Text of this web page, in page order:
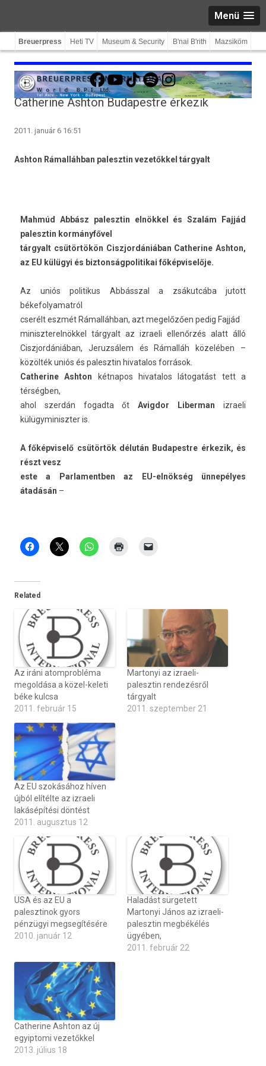
Menü
Breuerpress Heti TV Museum & Security B'nai B'rith Mazsiköm
Facebook
YouTube
TikTokSpotifyInstagram
Catherine Ashton Budapestre érkezik
2011. január 6 16:51
As­hton Rámalláhban palesztin vezetőkkel tár­gyalt
Mahmúd Abbász palesztin elnökkel és Szalám Fajjád
palesztin kormányfővel
tár­gyalt csütörtökön Ciszjor­dániában Cat­herine As­hton,
az EU külügyi és bi­zton­ságpolitikai főkép­viselője.
Az uniós politikus Abbásszal a zsákutcába jutott
békefolyamat­ról
cserélt eszmét Rámalláhban, azt megelőzően pedig Fajjád
miniszterel­nökkel tár­gyalt az iz­raeli ellenőrzés alatt álló
Ciszjor­dániában, Jeruz­sálem és Rámalláh közelében –
közölték uniós és palesztin hivatalos források.
Cat­herine As­hton két­napos hivatalos látogatást tett a
térségben,
ahol szerdán fogad­ta őtAvig­dor Li­ber­man iz­raeli
külügyminiszt­er is.
A főkép­viselő csütörtök délután Budapestre érkezik, és
részt vesz
este a Par­lamentb­en az EU-elnökség ünnepélyes
átadásán –
Related
Az iráni atomprobléma
megoldása a közel-keleti
béke kulcsa
2011. február 15
Martonyi az izraeli-
palesztin rendezésről
tárgyalt
2011. szeptember 21
Az EU szokásához híven
újból elítélte az izraeli
lakásépítési döntést
2011. augusztus 12
USA és az EU a
palesztinok gyors
pénzügyi megsegítésére
2010. január 12
Haladást sürgetett
Martonyi János az izraeli-
palesztin megbékélés
ügyében,
2011. február 22
Catherine Ashton az új
egyiptomi vezetőkkel
2013. július 18